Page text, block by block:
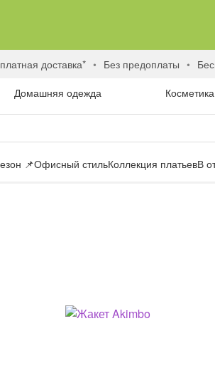
доставка* без предоплаты
Домашняя одежда Косметика
📌Офисный стильКоллекция платьевВ